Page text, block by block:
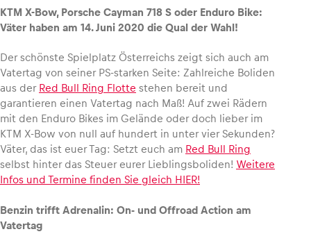
Fahrzeug
Alle anzeigen
Business
KTM X-Bow, Porsche Cayman 718 S oder Enduro Bike:
Väter haben am 14. Juni 2020 die Qual der Wahl!
Der schönste Spielplatz Österreichs zeigt sich auch am
Vatertag von seiner PS-starken Seite: Zahlreiche Boliden
aus der Red Bull Ring Flotte stehen bereit und
garantieren einen Vatertag nach Maß! Auf zwei Rädern
mit den Enduro Bikes im Gelände oder doch lieber im
KTM X-Bow von null auf hundert in unter vier Sekunden?
Väter, das ist euer Tag: Setzt euch am Red Bull Ring
selbst hinter das Steuer eurer Lieblingsboliden! Weitere
Infos und Termine finden Sie gleich HIER!
Benzin trifft Adrenalin: On- und Offroad Action am
Vatertag